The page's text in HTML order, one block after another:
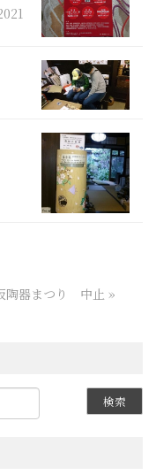
陶器まつり 中止 »